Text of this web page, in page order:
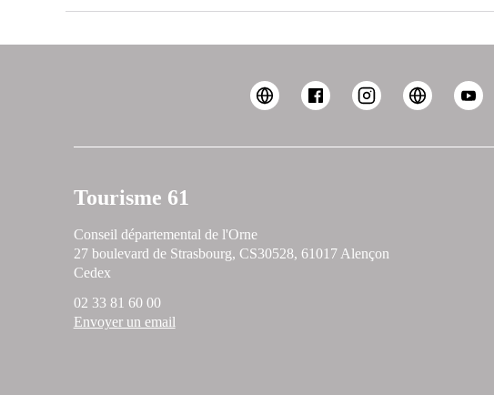
Tourisme 61
Conseil départemental de l'Orne
27 boulevard de Strasbourg, CS30528, 61017 Alençon
Cedex
02 33 81 60 00
Envoyer un email